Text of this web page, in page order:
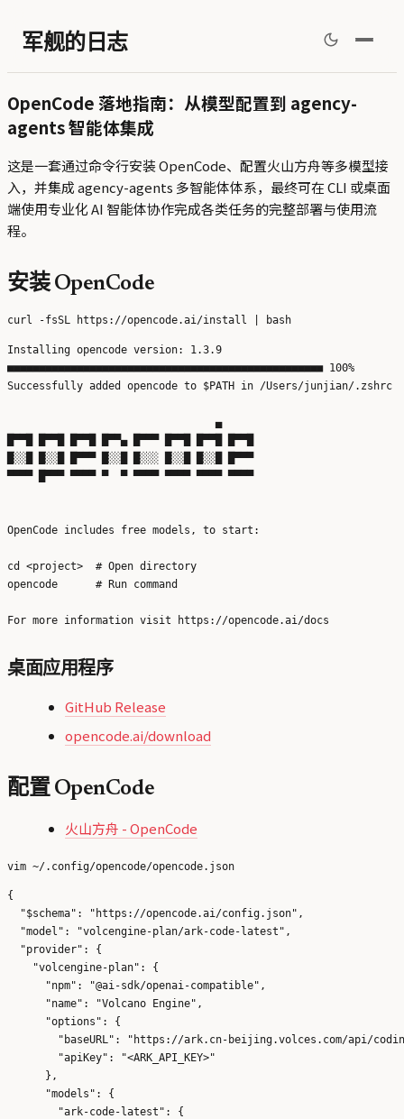
军舰的日志
OpenCode 落地指南：从模型配置到 agency-
agents 智能体集成
这是一套通过命令行安装 OpenCode、配置火山方舟等多模型接
入，并集成 agency-agents 多智能体体系，最终可在 CLI 或桌面
端使用专业化 AI 智能体协作完成各类任务的完整部署与使用流
程。
安装 OpenCode
Installing opencode version: 1.3.9
■■■■■■■■■■■■■■■■■■■■■■■■■■■■■■■■■■■■■■■■■■■■■■■■■■ 100%
Successfully added opencode to $PATH in /Users/junjian/.zshrc
▄
█▀▀█ █▀▀█ █▀▀█ █▀▀▄ █▀▀▀ █▀▀█ █▀▀█ █▀▀█
█░░█ █░░█ █▀▀▀ █░░█ █░░░ █░░█ █░░█ █▀▀▀
▀▀▀▀ █▀▀▀ ▀▀▀▀ ▀  ▀ ▀▀▀▀ ▀▀▀▀ ▀▀▀▀ ▀▀▀▀
OpenCode includes free models, to start:
cd <project>  # Open directory
opencode      # Run command
桌面应用程序
GitHub Release
opencode.ai/download
配置 OpenCode
火山方舟 - OpenCode
{
  "$schema": "https://opencode.ai/config.json",
  "model": "volcengine-plan/ark-code-latest",
  "provider": {
    "volcengine-plan": {
      "npm": "@ai-sdk/openai-compatible",
      "name": "Volcano Engine",
      "options": {
"baseURL": "https://ark.cn-beijing.volces.com/api/
        "apiKey": "<ARK_API_KEY>"
      },
      "models": {
        "ark-code-latest": {